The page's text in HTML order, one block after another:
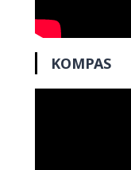
KOMPAS